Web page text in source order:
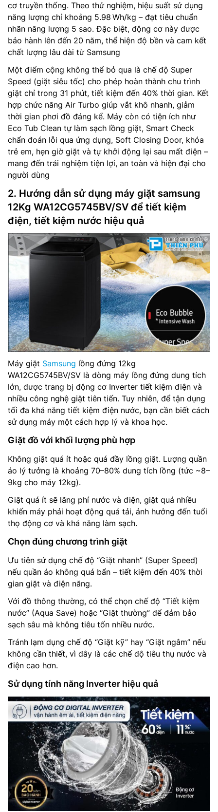
cơ truyền thống. Theo thử nghiệm, hiệu suất sử dụng
năng lượng chỉ khoảng 5.98 Wh/kg – đạt tiêu chuẩn
nhãn năng lượng 5 sao. Đặc biệt, động cơ này được
bảo hành lên đến 20 năm, thể hiện độ bền và cam kết
chất lượng lâu dài từ Samsung
Một điểm cộng không thể bỏ qua là chế độ Super
Speed (giặt siêu tốc) cho phép hoàn thành chu trình
giặt chỉ trong 31 phút, tiết kiệm đến 40% thời gian. Kết
hợp chức năng Air Turbo giúp vắt khô nhanh, giảm
thời gian phơi đồ đáng kể. Máy còn có tiện ích như
Eco Tub Clean tự làm sạch lồng giặt, Smart Check
chẩn đoán lỗi qua ứng dụng, Soft Closing Door, khóa
trẻ em, hẹn giờ giặt và tự khởi động lại sau mất điện –
mang đến trải nghiệm tiện lợi, an toàn và hiện đại cho
người dùng
2. Hướng dẫn sử dụng máy giặt samsung
12Kg WA12CG5745BV/SV để tiết kiệm
điện, tiết kiệm nước hiệu quả
Máy giặt Samsung lồng đứng 12kg
WA12CG5745BV/SV là dòng máy lồng đứng dung tích
lớn, được trang bị động cơ Inverter tiết kiệm điện và
nhiều công nghệ giặt tiên tiến. Tuy nhiên, để tận dụng
tối đa khả năng tiết kiệm điện nước, bạn cần biết cách
sử dụng máy một cách hợp lý và khoa học.
Giặt đồ với khối lượng phù hợp
Không giặt quá ít hoặc quá đầy lồng giặt. Lượng quần
áo lý tưởng là khoảng 70–80% dung tích lồng (tức ~8–
9kg cho máy 12kg).
Giặt quá ít sẽ lãng phí nước và điện, giặt quá nhiều
khiến máy phải hoạt động quá tải, ảnh hưởng đến tuổi
thọ động cơ và khả năng làm sạch.
Chọn đúng chương trình giặt
Ưu tiên sử dụng chế độ “Giặt nhanh” (Super Speed)
nếu quần áo không quá bẩn – tiết kiệm đến 40% thời
gian giặt và điện năng.
Với đồ thông thường, có thể chọn chế độ “Tiết kiệm
nước” (Aqua Save) hoặc “Giặt thường” để đảm bảo
sạch sâu mà không tiêu tốn nhiều nước.
Tránh lạm dụng chế độ “Giặt kỹ” hay “Giặt ngâm” nếu
không cần thiết, vì đây là các chế độ tiêu thụ nước và
điện cao hơn.
Sử dụng tính năng Inverter hiệu quả